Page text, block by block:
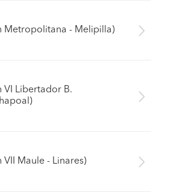
Metropolitana - Melipilla)
VI Libertador B.
VII Maule - Linares)